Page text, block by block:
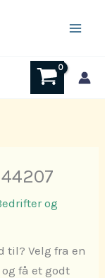
og
til? Velg fra en
få et godt